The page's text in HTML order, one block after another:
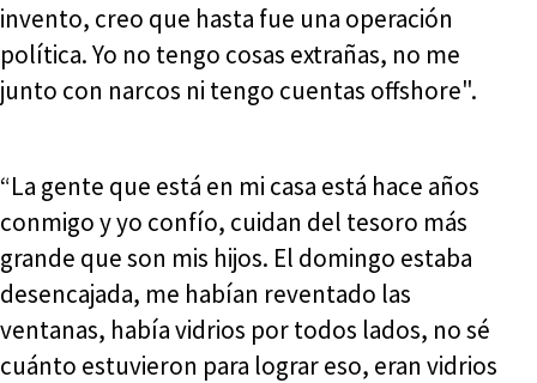
invento, creo que hasta fue una operación
política. Yo no tengo cosas extrañas, no me
junto con narcos ni tengo cuentas offshore".
“La gente que está en mi casa está hace años
conmigo y yo confío, cuidan del tesoro más
grande que son mis hijos. El domingo estaba
desencajada, me habían reventado las
ventanas, había vidrios por todos lados, no sé
cuánto estuvieron para lograr eso, eran vidrios